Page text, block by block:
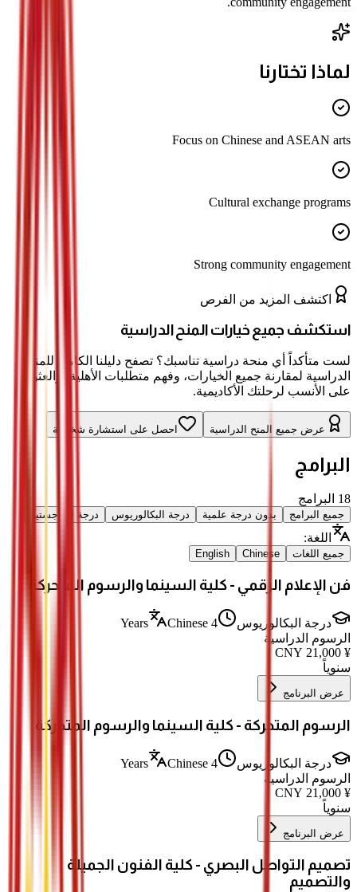
لماذا تختارنا
Focus on Chinese and ASEAN arts
Cultural exchange programs
Strong community engagement
اكتشف المزيد من الفرص
استكشف جميع خيارات المنح الدراسية
لست متأكداً أي منحة دراسية تناسبك؟ تصفح دليلنا الكامل للمنح
الدراسية لمقارنة جميع الخيارات، وفهم متطلبات الأهلية، والعثور
على الأنسب لرحلتك الأكاديمية.
عرض جميع المنح الدراسية احصل على استشارة شخصية
البرامج
18 البرامج
جميع البرامج بدون درجة علمية درجة البكالوريوس درجة الماجستير
اللغة:
جميع اللغات Chinese
English
فن الإعلام الرقمي - كلية السينما والرسوم المتحركة
درجة البكالوريوس 4 Years
Chinese
الرسوم الدراسية
¥
21,000
سنوياً
عرض البرنامج
الرسوم المتحركة - كلية السينما والرسوم المتحركة
درجة البكالوريوس 4 Years
Chinese
الرسوم الدراسية
¥
21,000
سنوياً
عرض البرنامج
تصميم التواصل البصري - كلية الفنون الجميلة
والتصميم